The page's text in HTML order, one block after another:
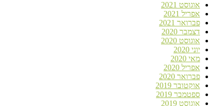
אוגוסט 2021
אפריל 2021
פברואר 2021
דצמבר 2020
אוגוסט 2020
יוני 2020
מאי 2020
אפריל 2020
פברואר 2020
אוקטובר 2019
ספטמבר 2019
אוגוסט 2019